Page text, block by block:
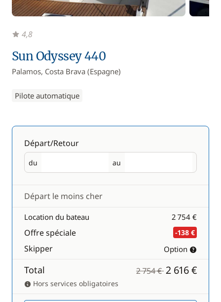
Sun Odyssey 440
Palamos, Costa Brava (Espagne)
Pilote automatique
4,8
Départ/Retour
du
Départ au
Retour
Départ le moins cher
Location du bateau 2 754 €
Offre spéciale -138 €
Skipper Option
Total 2 754 €2 616 €
Hors services obligatoires